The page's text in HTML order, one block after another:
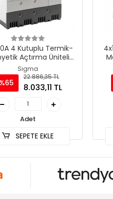
4 Kutuplu Termik-
Açtırma Üniteli
Tip AG Devre Kesici
Sigma
%65
22.886,35 TL
8.033,11 TL
Adet
SEPETE EKLE